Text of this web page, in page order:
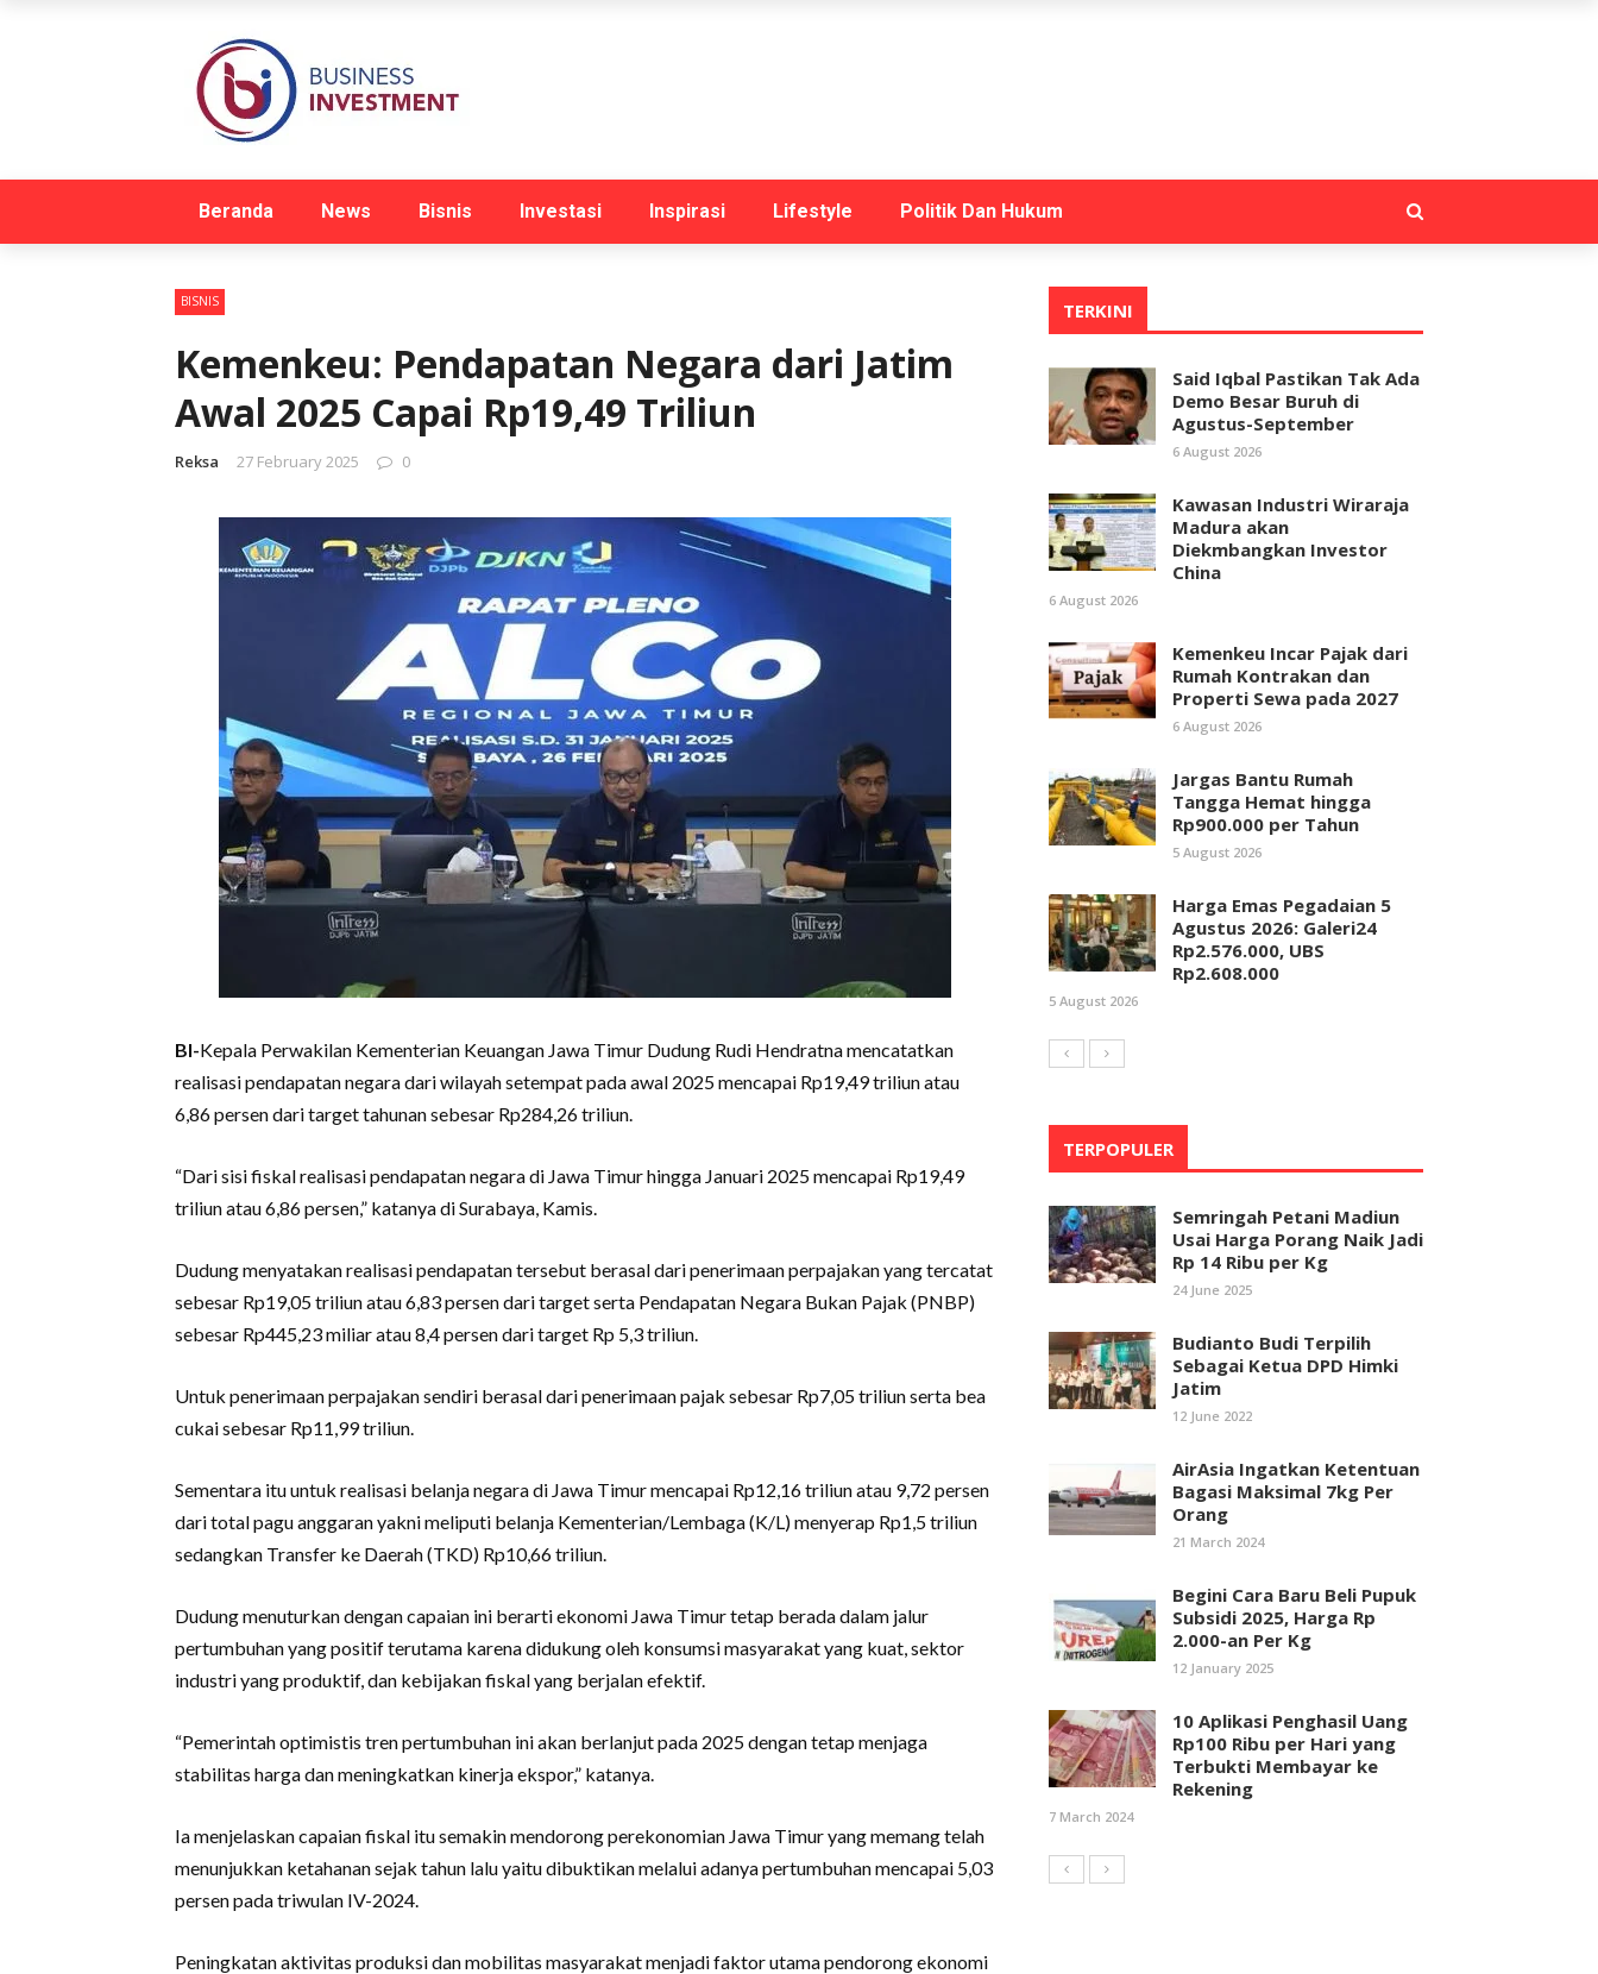
Beranda News Bisnis Investasi Inspirasi Lifestyle Politik Dan Hukum
BISNIS
Kemenkeu: Pendapatan Negara dari Jatim
Awal 2025 Capai Rp19,49 Triliun
Reksa 27 February 2025 0
BI-Kepala Perwakilan Kementerian Keuangan Jawa Timur Dudung Rudi Hendratna mencatatkan
realisasi pendapatan negara dari wilayah setempat pada awal 2025 mencapai Rp19,49 triliun atau
6,86 persen dari target tahunan sebesar Rp284,26 triliun.
“Dari sisi fiskal realisasi pendapatan negara di Jawa Timur hingga Januari 2025 mencapai Rp19,49
triliun atau 6,86 persen,” katanya di Surabaya, Kamis.
Dudung menyatakan realisasi pendapatan tersebut berasal dari penerimaan perpajakan yang tercatat
sebesar Rp19,05 triliun atau 6,83 persen dari target serta Pendapatan Negara Bukan Pajak (PNBP)
sebesar Rp445,23 miliar atau 8,4 persen dari target Rp 5,3 triliun.
Untuk penerimaan perpajakan sendiri berasal dari penerimaan pajak sebesar Rp7,05 triliun serta bea
cukai sebesar Rp11,99 triliun.
Sementara itu untuk realisasi belanja negara di Jawa Timur mencapai Rp12,16 triliun atau 9,72 persen
dari total pagu anggaran yakni meliputi belanja Kementerian/Lembaga (K/L) menyerap Rp1,5 triliun
sedangkan Transfer ke Daerah (TKD) Rp10,66 triliun.
Dudung menuturkan dengan capaian ini berarti ekonomi Jawa Timur tetap berada dalam jalur
pertumbuhan yang positif terutama karena didukung oleh konsumsi masyarakat yang kuat, sektor
industri yang produktif, dan kebijakan fiskal yang berjalan efektif.
“Pemerintah optimistis tren pertumbuhan ini akan berlanjut pada 2025 dengan tetap menjaga
stabilitas harga dan meningkatkan kinerja ekspor,” katanya.
Ia menjelaskan capaian fiskal itu semakin mendorong perekonomian Jawa Timur yang memang telah
menunjukkan ketahanan sejak tahun lalu yaitu dibuktikan melalui adanya pertumbuhan mencapai 5,03
persen pada triwulan IV-2024.
Peningkatan aktivitas produksi dan mobilitas masyarakat menjadi faktor utama pendorong ekonomi
TERKINI
Said Iqbal Pastikan Tak Ada
Demo Besar Buruh di
Agustus-September
6 August 2026
Kawasan Industri Wiraraja
Madura akan
Diekmbangkan Investor
China
6 August 2026
Kemenkeu Incar Pajak dari
Rumah Kontrakan dan
Properti Sewa pada 2027
6 August 2026
Jargas Bantu Rumah
Tangga Hemat hingga
Rp900.000 per Tahun
5 August 2026
Harga Emas Pegadaian 5
Agustus 2026: Galeri24
Rp2.576.000, UBS
Rp2.608.000
5 August 2026
TERPOPULER
Semringah Petani Madiun
Usai Harga Porang Naik Jadi
Rp 14 Ribu per Kg
24 June 2025
Budianto Budi Terpilih
Sebagai Ketua DPD Himki
Jatim
12 June 2022
AirAsia Ingatkan Ketentuan
Bagasi Maksimal 7kg Per
Orang
21 March 2024
Begini Cara Baru Beli Pupuk
Subsidi 2025, Harga Rp
2.000-an Per Kg
12 January 2025
10 Aplikasi Penghasil Uang
Rp100 Ribu per Hari yang
Terbukti Membayar ke
Rekening
7 March 2024